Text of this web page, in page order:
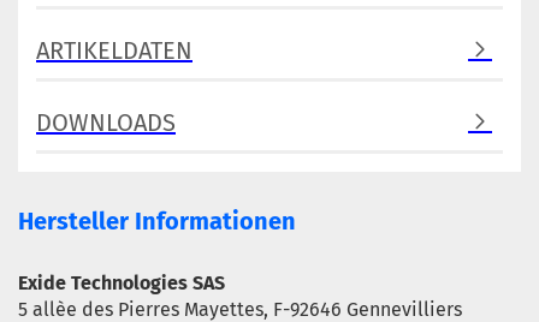
ARTIKELDATEN
DOWNLOADS
Hersteller Informationen
Exide Technologies SAS
5 allèe des Pierres Mayettes, F-92646 Gennevilliers